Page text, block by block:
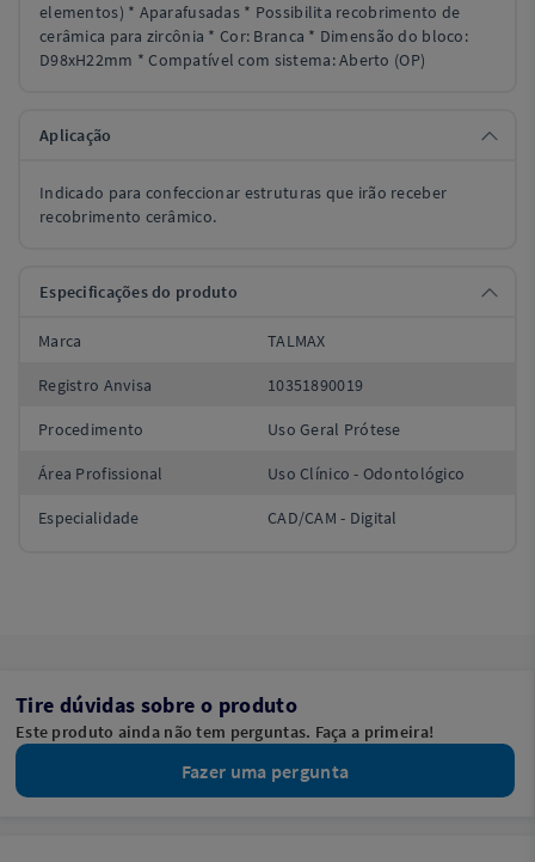
elementos) * Aparafusadas * Possibilita recobrimento de
cerâmica para zircônia * Cor: Branca * Dimensão do bloco:
D98xH22mm * Compatível com sistema: Aberto (OP)
Aplicação
Indicado para confeccionar estruturas que irão receber
recobrimento cerâmico.
Especificações do produto
Marca TALMAX
Registro Anvisa 10351890019
Procedimento Uso Geral Prótese
Área Profissional Uso Clínico - Odontológico
Especialidade CAD/CAM - Digital
Tire dúvidas sobre o produto
Este produto ainda não tem perguntas. Faça a primeira!
Fazer uma pergunta